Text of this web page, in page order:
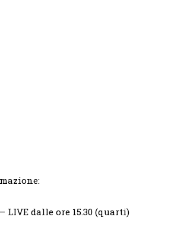
LIVE dalle ore 15.30 (quarti)